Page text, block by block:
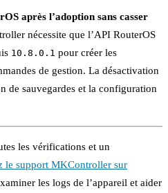
après l’adoption sans casser
nécessite que l’API RouterOS
10.8.0.1 pour créer les
de gestion. La désactivation
de sauvegardes et la configuration
les vérifications et un
le support MKController sur
les logs de l’appareil et aider